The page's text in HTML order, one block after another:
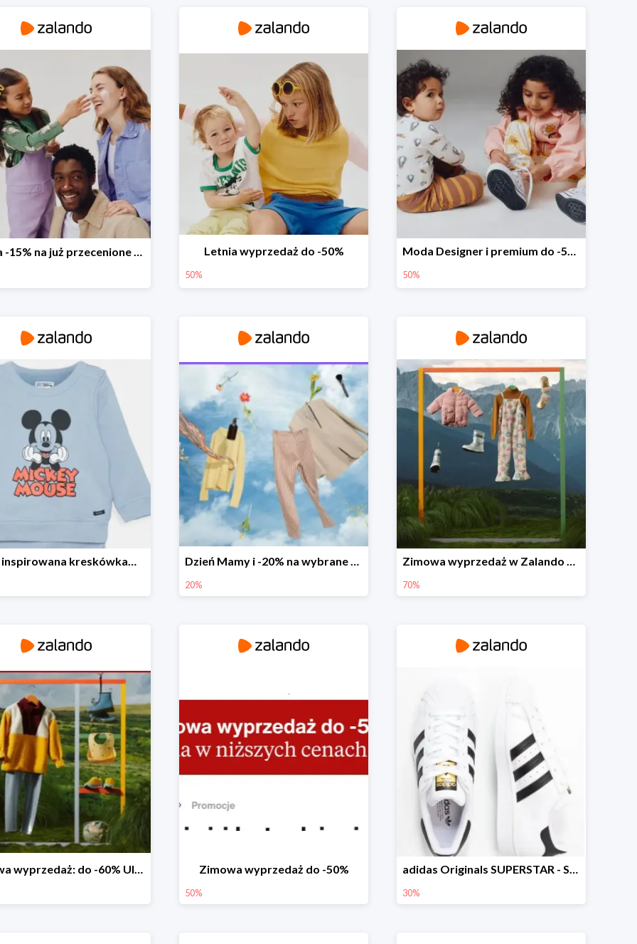
Ekstra -15% na już przecenione produkty 🧚‍♂️✨ Letnia wyprzedaż do -50%
50%
Moda Designer i premium do -50%
50%
Moda inspirowana kreskówkami - Bluza GAP Dzień Mamy i -20% na wybrane produkty
20%
Zimowa wyprzedaż w Zalando do -70%
70%
Zimowa wyprzedaż: do -60% Ulubione marki teraz jeszcze taniej Zimowa wyprzedaż do -50%
50%
adidas Originals SUPERSTAR - Sneakersy niskie
30%